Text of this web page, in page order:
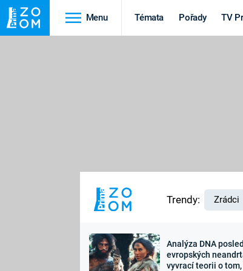
Menu Témata Pořady TV
Výročí
Trendy: Zrádci
Analýza DNA
evropských
vyvrací teorii o